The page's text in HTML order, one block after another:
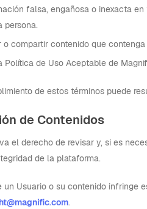
falsa, engañosa o inexacta
persona.
o compartir contenido que
Política de Uso Aceptable de
de estos términos puede
de Contenidos
el derecho de revisar y, si es
de la plataforma.
un Usuario o su contenido infringe
.